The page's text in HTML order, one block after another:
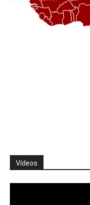
Vídeos